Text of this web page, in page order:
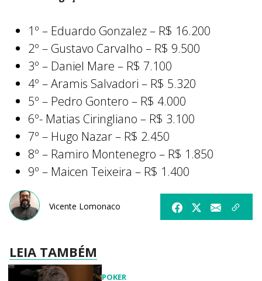
1º – Eduardo Gonzalez – R$ 16.200
2º – Gustavo Carvalho – R$ 9.500
3º – Daniel Mare – R$ 7.100
4º – Aramis Salvadori – R$ 5.320
5º – Pedro Gontero – R$ 4.000
6º- Matias Ciringliano – R$ 3.100
7º – Hugo Nazar – R$ 2.450
8º – Ramiro Montenegro – R$ 1.850
9º – Maicen Teixeira – R$ 1.400
Vicente Lomonaco
LEIA TAMBÉM
POKER